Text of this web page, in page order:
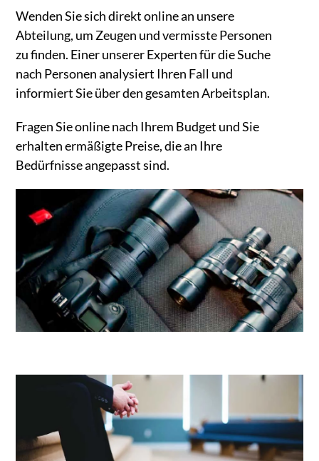
Wenden Sie sich direkt online an unsere
Abteilung, um Zeugen und vermisste Personen
zu finden. Einer unserer Experten für die Suche
nach Personen analysiert Ihren Fall und
informiert Sie über den gesamten Arbeitsplan.
Fragen Sie online nach Ihrem Budget und Sie
erhalten ermäßigte Preise, die an Ihre
Bedürfnisse angepasst sind.